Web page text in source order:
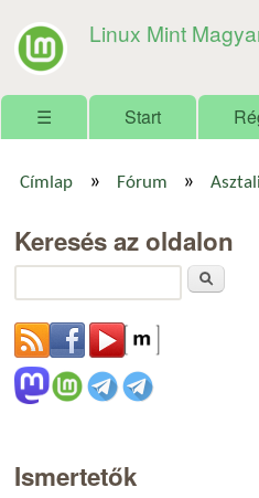
Linux Mint
Főmenü
☰ Start
Címlap » Fórum »
Keresés az oldalon
Ismertetők